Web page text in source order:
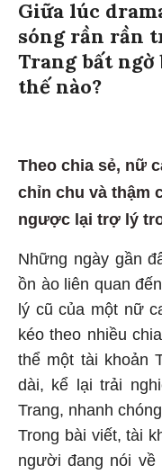
Giữa lúc
sóng rần rần
Trang bất
thế nào?
Theo chia sẻ, nữ
chỉn chu và thậm
ngược lại trợ lý
Những ngày gần
ồn ào liên quan
lý cũ của một nữ
kéo theo nhiều
thể một tài khoản
dài, kể lại trải
Trang, nhanh
Trong bài viết, tài
người đang nói